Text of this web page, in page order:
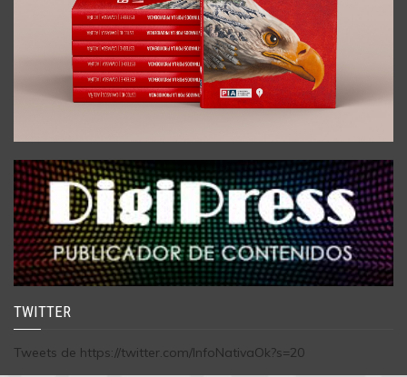
TWITTER
Tweets de https://twitter.com/InfoNativaOk?s=20